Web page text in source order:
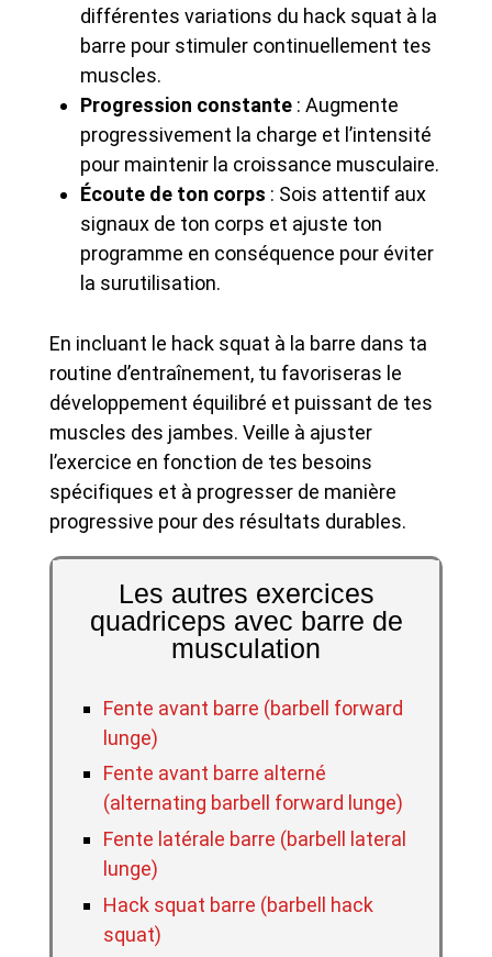
différentes variations du hack squat à la
barre pour stimuler continuellement tes
muscles.
Progression constante : Augmente
progressivement la charge et l’intensité
pour maintenir la croissance musculaire.
Écoute de ton corps : Sois attentif aux
signaux de ton corps et ajuste ton
programme en conséquence pour éviter
la surutilisation.
En incluant le hack squat à la barre dans ta
routine d’entraînement, tu favoriseras le
développement équilibré et puissant de tes
muscles des jambes. Veille à ajuster
l’exercice en fonction de tes besoins
spécifiques et à progresser de manière
progressive pour des résultats durables.
Les autres exercices
quadriceps avec barre de
musculation
Fente avant barre (barbell forward
lunge)
Fente avant barre alterné
(alternating barbell forward lunge)
Fente latérale barre (barbell lateral
lunge)
Hack squat barre (barbell hack
squat)